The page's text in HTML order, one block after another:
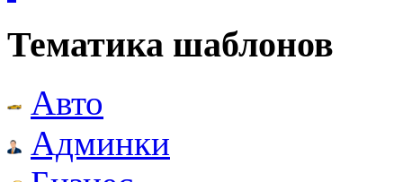
Тематика шаблонов
Авто
Админки